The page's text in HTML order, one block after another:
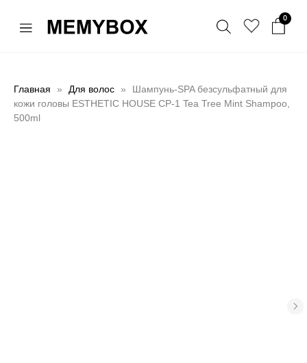
Главная Для волос
Шампунь-SPA безсульфатный для
кожи головы ESTHETIC HOUSE СР-1 Tea Tree Mint Shampoo,
500ml